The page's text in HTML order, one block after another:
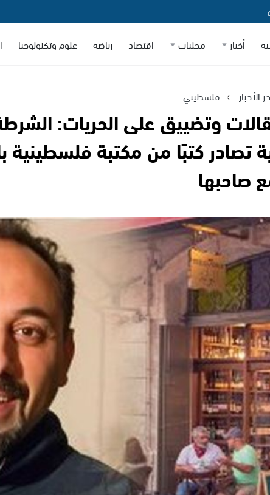
أخبار محليات اقتصاد رياضة علوم وتكنولوجيا
الأخبار فلسطيني
وتضييق على الحريات:
تصادر كتبًا من مكتبة
صاحبها